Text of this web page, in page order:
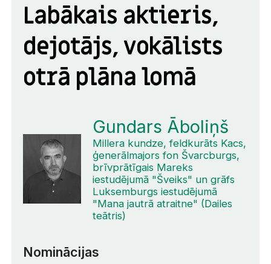
Labākais aktieris,
dejotājs, vokālists
otrā plāna lomā
Gundars Āboliņš
Millera kundze, feldkurāts Kacs,
ģenerālmajors fon Švarcburgs,
brīvprātīgais Mareks
iestudējumā "Šveiks" un grāfs
Luksemburgs iestudējumā
"Mana jautrā atraitne" (Dailes
teātris)
Nominācijas